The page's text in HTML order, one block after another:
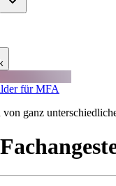
für MFA
ganz